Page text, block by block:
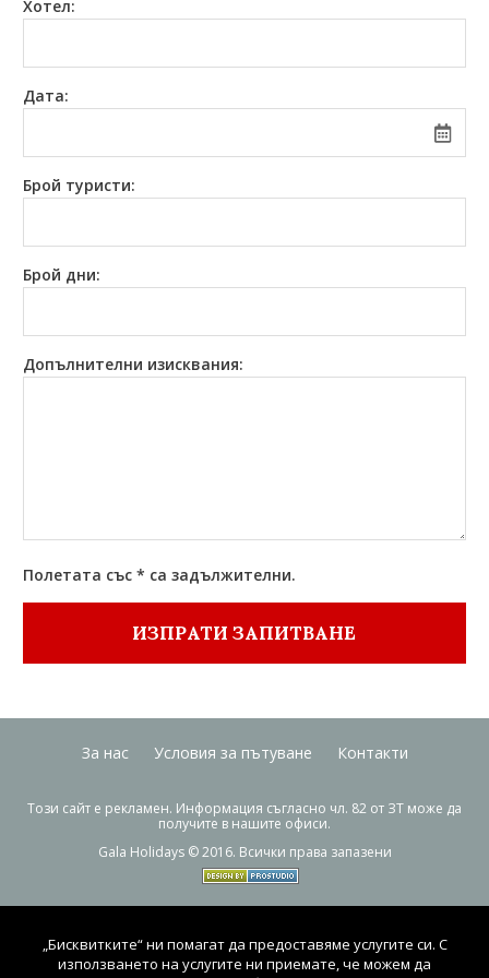
Екзотични
0882 907 335
Хотел:
Дата:
Брой туристи:
Брой дни:
Допълнителни изисквания:
Полетата със * са задължителни.
ИЗПРАТИ ЗАПИТВАНЕ
За нас Условия за пътуване Контакти
Този сайт е рекламен. Информация съгласно чл. 82 от ЗТ може да
получите в нашите офиси.
Gala Holidays © 2016. Всички права запазени
„Бисквитките“ ни помагат да предоставяме услугите си. С
използването на услугите ни приемате, че можем да